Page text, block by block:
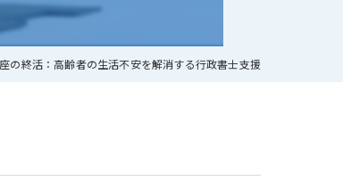
の終活：高齢者の生活不安を解消する行政書士支援